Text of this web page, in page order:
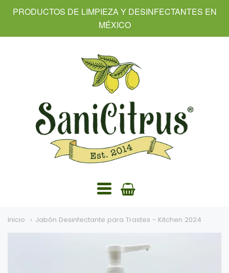
PRODUCTOS DE LIMPIEZA Y DESINFECTANTES EN
MÉXICO
SaniCitrus
Menú
Inicio Jabón Desinfectante para Trastes - Kitchen 2024